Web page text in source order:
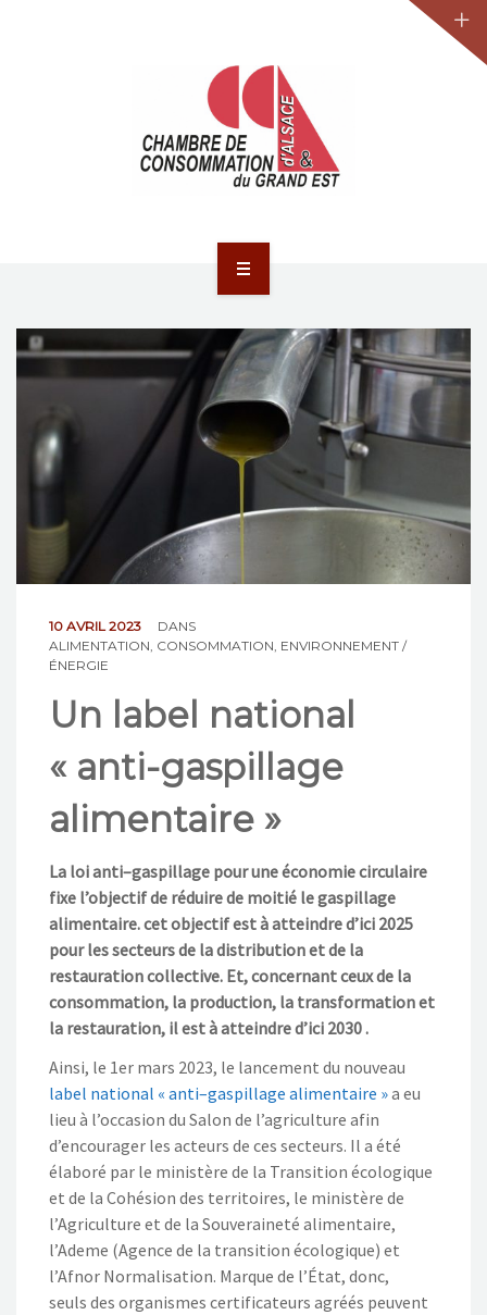
ACTUALITÉS
LA CCA-GE
NOS ACTIONS
10 AVRIL 2023
DANS
ALIMENTATION, CONSOMMATION, ENVIRONNEMENT /
ÉNERGIE
Un label national
« anti-gaspillage
alimentaire »
La loi anti–gaspillage pour une économie circulaire
fixe l’objectif de réduire de moitié le gaspillage
alimentaire. cet objectif est à atteindre d’ici 2025
pour les secteursde la distribution et de la
restaurationcollective. Et, concernantceux de la
consommation, la production, la transformation et
la restauration, il est à atteindred’ici 2030 .
Ainsi, le 1er mars 2023, le lancement du nouveau
label national « anti–gaspillage alimentaire »a eu
lieu à l’occasion du Salon de l’agriculture afin
d’encourager les acteurs de ces secteurs. Il a été
élaboré par le ministère de la Transition écologique
et de la Cohésion des territoires, le ministère de
l’Agriculture et de la Souveraineté alimentaire,
l’Ademe (Agence de la transition écologique) et
l’Afnor Normalisation. Marque de l’État, donc,
seuls des organismes certificateurs agréés peuvent